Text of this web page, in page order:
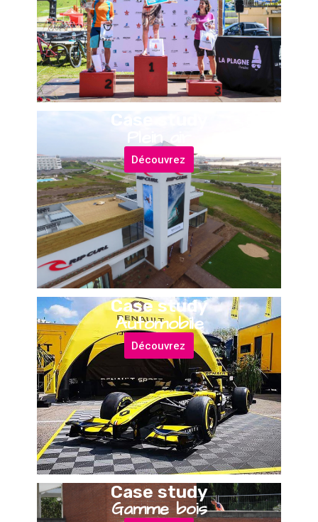
Case study
Plein air
Découvrez
Case study
Automobile
Découvrez
Case study
Gamme bois